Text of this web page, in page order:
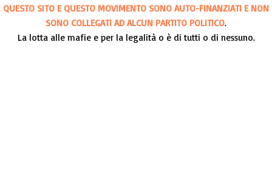
QUESTO SITO E QUESTO MOVIMENTO SONO AUTO-FINANZIATI E NON
SONO COLLEGATI AD ALCUN PARTITO POLITICO.
La lotta alle mafie e per la legalità o è di tutti o di nessuno.